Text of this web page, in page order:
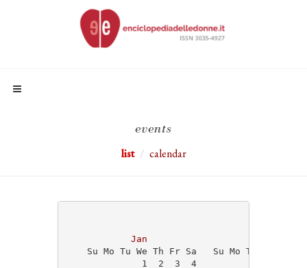
events
list calendar
Jan
Su Mo Tu We Th Fr Sa   Su Mo Tu We Th
1  2  3  4